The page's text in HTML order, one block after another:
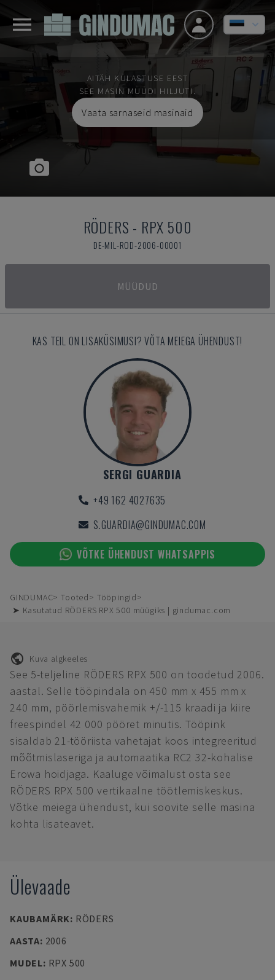
AITÄH KÜLASTUSE EEST
SEE MASIN MÜÜDI HILJUTI.
Vaata sarnaseid masinaid
RÖDERS - RPX 500
DE-MIL-ROD-2006-00001
MÜÜDUD
KAS TEIL ON LISAKÜSIMUSI? VÕTA MEIEGA ÜHENDUST!
SERGI GUARDIA
+49 162 4027635
S.GUARDIA@GINDUMAC.COM
VÕTKE ÜHENDUST WHATSAPPIS
GINDUMAC Tooted
Tööpingid
➤ Kasutatud RÖDERS RPX 500 müügiks | gindumac.com
Kuva algkeeles
See 5-teljeline RÖDERS RPX 500 on toodetud 2006.
aastal. Selle tööpindala on 450 mm x 455 mm x
240 mm, pöörlemisvahemik +/-115 kraadi ja kiire
freespindel 42 000 pööret minutis. Tööpink
sisaldab 21-tööriista vahetajat koos integreeritud
mõõtmislaseriga ja automaatika RC2 32-kohalise
Erowa hoidjaga. Kaaluge võimalust osta see
RÖDERS RPX 500 vertikaalne töötlemiskeskus.
Võtke meiega ühendust, kui soovite selle masina
kohta lisateavet.
Ülevaade
KAUBAMÄRK: RÖDERS
AASTA: 2006
MUDEL: RPX 500